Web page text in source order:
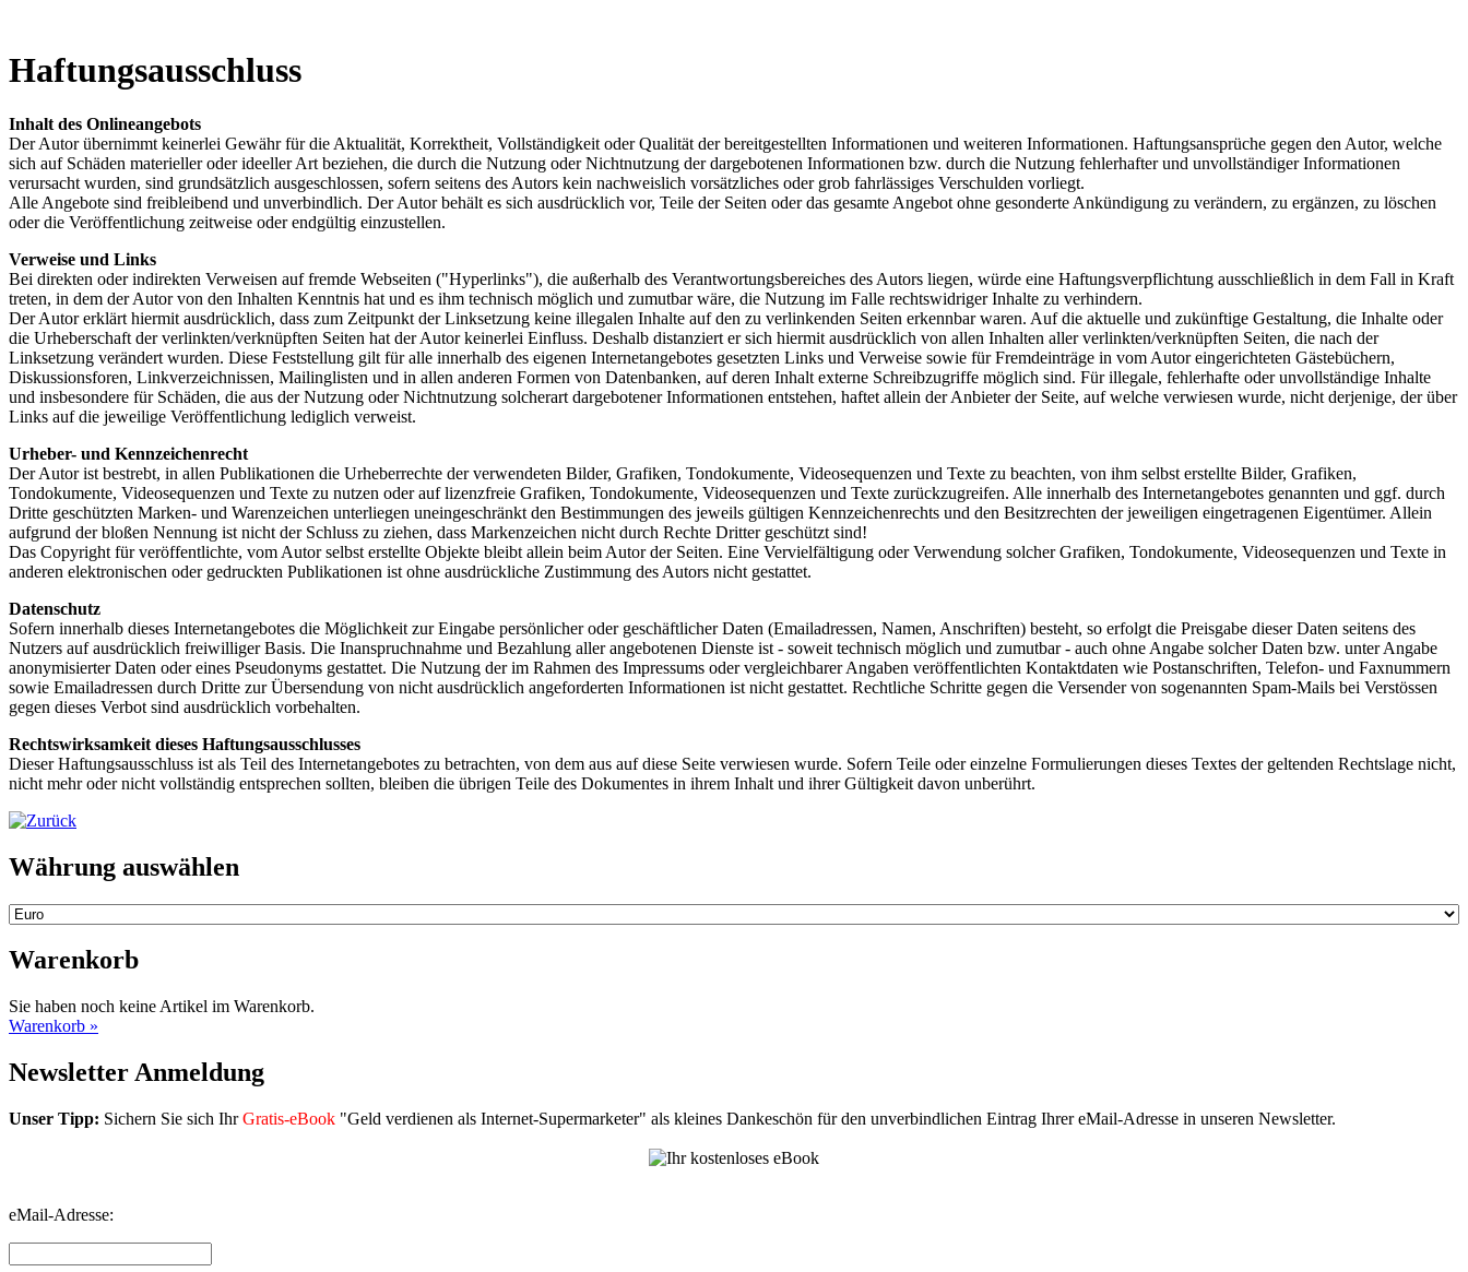
Haftungsausschluss
Inhalt des Onlineangebots
Der Autor übernimmt keinerlei Gewähr für die Aktualität, Korrektheit, Vollständigkeit oder Qualität der bereitgestellten Informationen und weiteren Informationen. Haftungsansprüche gegen den Autor, welche
sich auf Schäden materieller oder ideeller Art beziehen, die durch die Nutzung oder Nichtnutzung der dargebotenen Informationen bzw. durch die Nutzung fehlerhafter und unvollständiger Informationen
verursacht wurden, sind grundsätzlich ausgeschlossen, sofern seitens des Autors kein nachweislich vorsätzliches oder grob fahrlässiges Verschulden vorliegt.
Alle Angebote sind freibleibend und unverbindlich. Der Autor behält es sich ausdrücklich vor, Teile der Seiten oder das gesamte Angebot ohne gesonderte Ankündigung zu verändern, zu ergänzen, zu löschen
oder die Veröffentlichung zeitweise oder endgültig einzustellen.
Verweise und Links
Bei direkten oder indirekten Verweisen auf fremde Webseiten ("Hyperlinks"), die außerhalb des Verantwortungsbereiches des Autors liegen, würde eine Haftungsverpflichtung ausschließlich in dem Fall in Kraft
treten, in dem der Autor von den Inhalten Kenntnis hat und es ihm technisch möglich und zumutbar wäre, die Nutzung im Falle rechtswidriger Inhalte zu verhindern.
Der Autor erklärt hiermit ausdrücklich, dass zum Zeitpunkt der Linksetzung keine illegalen Inhalte auf den zu verlinkenden Seiten erkennbar waren. Auf die aktuelle und zukünftige Gestaltung, die Inhalte oder
die Urheberschaft der verlinkten/verknüpften Seiten hat der Autor keinerlei Einfluss. Deshalb distanziert er sich hiermit ausdrücklich von allen Inhalten aller verlinkten/verknüpften Seiten, die nach der
Linksetzung verändert wurden. Diese Feststellung gilt für alle innerhalb des eigenen Internetangebotes gesetzten Links und Verweise sowie für Fremdeinträge in vom Autor eingerichteten Gästebüchern,
Diskussionsforen, Linkverzeichnissen, Mailinglisten und in allen anderen Formen von Datenbanken, auf deren Inhalt externe Schreibzugriffe möglich sind. Für illegale, fehlerhafte oder unvollständige Inhalte
und insbesondere für Schäden, die aus der Nutzung oder Nichtnutzung solcherart dargebotener Informationen entstehen, haftet allein der Anbieter der Seite, auf welche verwiesen wurde, nicht derjenige, der über
Links auf die jeweilige Veröffentlichung lediglich verweist.
Urheber- und Kennzeichenrecht
Der Autor ist bestrebt, in allen Publikationen die Urheberrechte der verwendeten Bilder, Grafiken, Tondokumente, Videosequenzen und Texte zu beachten, von ihm selbst erstellte Bilder, Grafiken,
Tondokumente, Videosequenzen und Texte zu nutzen oder auf lizenzfreie Grafiken, Tondokumente, Videosequenzen und Texte zurückzugreifen. Alle innerhalb des Internetangebotes genannten und ggf. durch
Dritte geschützten Marken- und Warenzeichen unterliegen uneingeschränkt den Bestimmungen des jeweils gültigen Kennzeichenrechts und den Besitzrechten der jeweiligen eingetragenen Eigentümer. Allein
aufgrund der bloßen Nennung ist nicht der Schluss zu ziehen, dass Markenzeichen nicht durch Rechte Dritter geschützt sind!
Das Copyright für veröffentlichte, vom Autor selbst erstellte Objekte bleibt allein beim Autor der Seiten. Eine Vervielfältigung oder Verwendung solcher Grafiken, Tondokumente, Videosequenzen und Texte in
anderen elektronischen oder gedruckten Publikationen ist ohne ausdrückliche Zustimmung des Autors nicht gestattet.
Datenschutz
Sofern innerhalb dieses Internetangebotes die Möglichkeit zur Eingabe persönlicher oder geschäftlicher Daten (Emailadressen, Namen, Anschriften) besteht, so erfolgt die Preisgabe dieser Daten seitens des
Nutzers auf ausdrücklich freiwilliger Basis. Die Inanspruchnahme und Bezahlung aller angebotenen Dienste ist - soweit technisch möglich und zumutbar - auch ohne Angabe solcher Daten bzw. unter Angabe
anonymisierter Daten oder eines Pseudonyms gestattet. Die Nutzung der im Rahmen des Impressums oder vergleichbarer Angaben veröffentlichten Kontaktdaten wie Postanschriften, Telefon- und Faxnummern
sowie Emailadressen durch Dritte zur Übersendung von nicht ausdrücklich angeforderten Informationen ist nicht gestattet. Rechtliche Schritte gegen die Versender von sogenannten Spam-Mails bei Verstössen
gegen dieses Verbot sind ausdrücklich vorbehalten.
Rechtswirksamkeit dieses Haftungsausschlusses
Dieser Haftungsausschluss ist als Teil des Internetangebotes zu betrachten, von dem aus auf diese Seite verwiesen wurde. Sofern Teile oder einzelne Formulierungen dieses Textes der geltenden Rechtslage nicht,
nicht mehr oder nicht vollständig entsprechen sollten, bleiben die übrigen Teile des Dokumentes in ihrem Inhalt und ihrer Gültigkeit davon unberührt.
Währung auswählen
Warenkorb
Sie haben noch keine Artikel im Warenkorb.
Warenkorb »
Newsletter Anmeldung
Unser Tipp: Sichern Sie sich IhrGratis-eBook "Geld verdienen als Internet-Supermarketer" als kleines Dankeschön für den unverbindlichen Eintrag Ihrer eMail-Adresse in unseren Newsletter.
eMail-Adresse: